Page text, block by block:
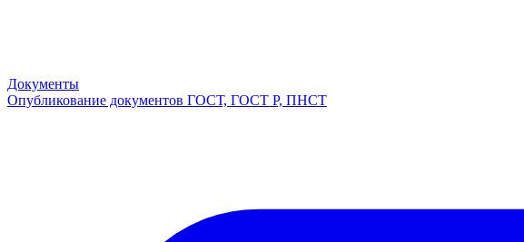
Документы
Опубликование документов ГОСТ, ГОСТ Р, ПНСТ